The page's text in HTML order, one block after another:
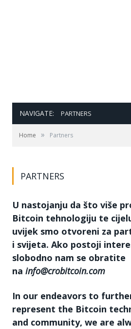
NAVIGATE: PARTNERS
Home » Partners
PARTNERS
U nastojanju da što više
Bitcoin tehnologiju te
uvijek smo otvoreni za
i svijeta. Ako postoji
slobodno nam se obratite
na info@crobitcoin.com
In our endeavors to
represent the Bitcoin
and community, we are